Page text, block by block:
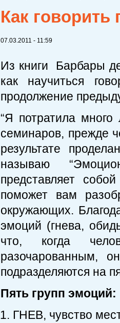
Как
07.03.2011 - 11:59
Из книги Барбары
как научиться
продолжение
“Я потратила много
семинаров, прежде
результате
называю
представляет
поможет вам
окружающих.
эмоций (гнева,
что, когда
разочарованным,
подразделяются на
Пять групп эмоций:
ГНЕВ, чувство